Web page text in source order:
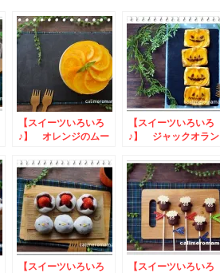
【スイーツいろいろ
♪】 オレンジのムー
【スイーツいろいろ
♪】 ジャックオラン
【スイーツいろいろ
【スイーツいろいろ